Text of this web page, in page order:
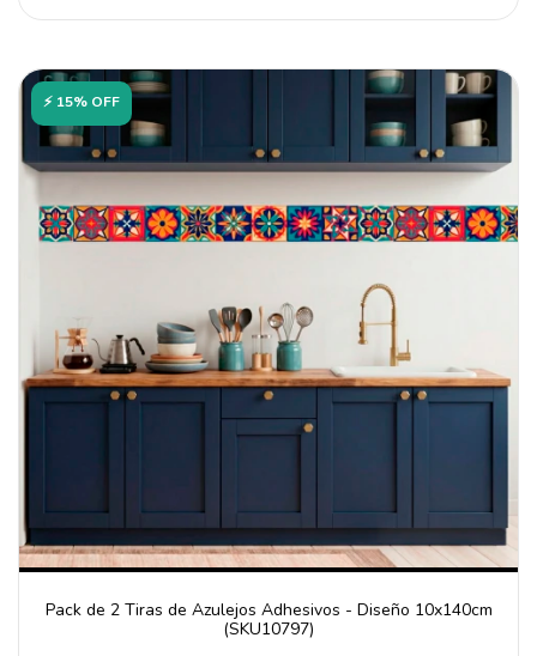
⚡ 15% OFF
Pack de 2 Tiras de Azulejos Adhesivos - Diseño 10x140cm
(SKU10797)